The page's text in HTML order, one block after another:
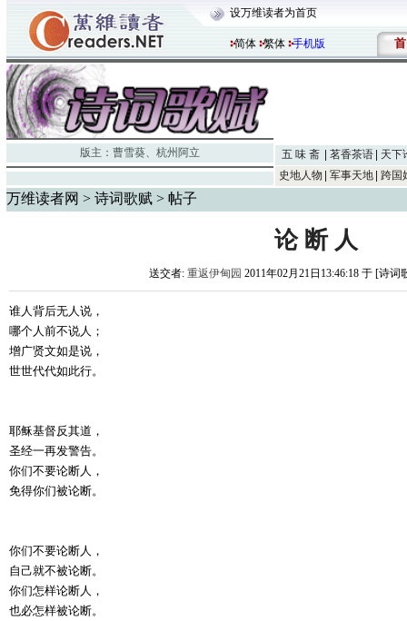
设万维读者为首页
简体 繁体 手机版 首
版主： 曹雪葵、 杭州阿立 五 味 斋 茗香茶语
天下
史地人物
军事天地 跨国
万维读者网 > 诗词歌赋 > 帖子
论 断 人
送交者: 重返伊甸园 2011年02月21日13:46:18 于 [诗词
谁人背后无人说，
哪个人前不说人；
增广贤文如是说，
世世代代如此行。
耶稣基督反其道，
圣经一再发警告。
你们不要论断人，
免得你们被论断。
你们不要论断人，
自己就不被论断。
你们怎样论断人，
也必怎样被论断。